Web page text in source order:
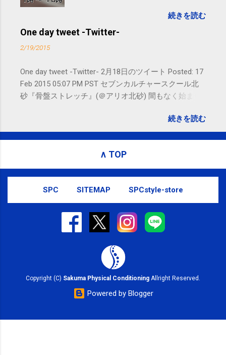
れないことがありますので、ご予約、
お問い合わせはSMS（ショートメッセ
続きを読む
One day tweet -Twitter-
2/19/2015
One day tweet -Twitter- 2月18日のツイート Posted: 17
Feb 2015 05:07 PM PST セブンカルチャースクール北
砂『骨盤ストレッチ』(＠アリオ北砂) 間もなく始まり
subscribed to email updates from サクマフィジカルコ
ンディショニング(@SPCstyle) - Twilog To stop
Email delivery powered by Google Google Inc., 1600
Amphitheatre Parkway, Mountain View, CA 94043,
続きを読む
∧ TOP
SPC SITEMAP SPCstyle-store
Copyright (C) Sakuma Physical Conditioning Allright Reserved.
Powered by Blogger